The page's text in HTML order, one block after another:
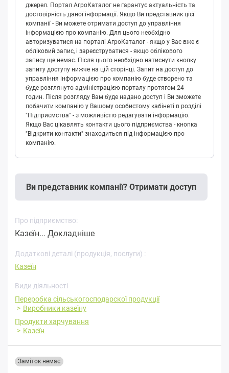
джерел. Портал АгроКаталог не гарантує актуальність та
достовірність даної інформації. Якщо Ви представник цієї
компанії - Ви можете отримати доступ до управління
інформацією про компанію. Для цього необхідно
авторизуватися на порталі АгроКаталог - якщо у Вас вже є
обліковий запис, і зареєструватися - якщо облікового
запису ще немає. Після цього необхідно натиснути кнопку
запиту доступу нижче на цій сторінці. Запит на доступ до
управління інформацією про компанію буде створено та
буде розглянуто адміністрацією порталу протягом 24
годин. Після розгляду Вам буде надано доступ і Ви зможете
побачити компанію у Вашому особистому кабінеті в розділі
"Підприємства" - з можливістю редагувати інформацію.
Якщо Вас цікавлять контакти цього підприємства - кнопка
"Відкрити контакти" знаходиться під інформацією про
компанію.
Ви представник компанії? Отримати доступ
Про підприємство:
Казеїн... Докладніше
Додаткові деталі (продукція, послуги) :
Казеїн
Види діяльності
Переробка cільськогосподарскої продукції
Виробники казеїну
Продукти харчування
Казеїн
Заміток немає